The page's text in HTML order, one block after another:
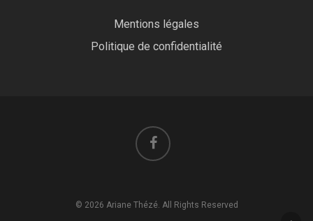
Mentions légales
Politique de confidentialité
© 2026 Ariane Thézé. All Rights Reserved